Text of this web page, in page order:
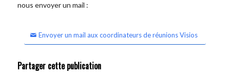
nous envoyer un mail :
Envoyer un mail aux coordinateurs de réunions Visios
Partager cette publication